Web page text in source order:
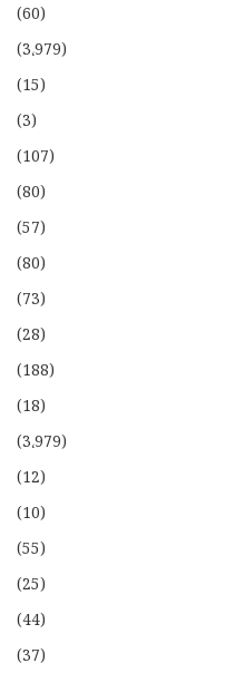
(60)
(3،979)
(15)
(3)
(107)
(80)
(57)
(80)
(73)
(28)
(188)
(18)
(3،979)
(12)
(10)
(55)
(25)
(44)
(37)